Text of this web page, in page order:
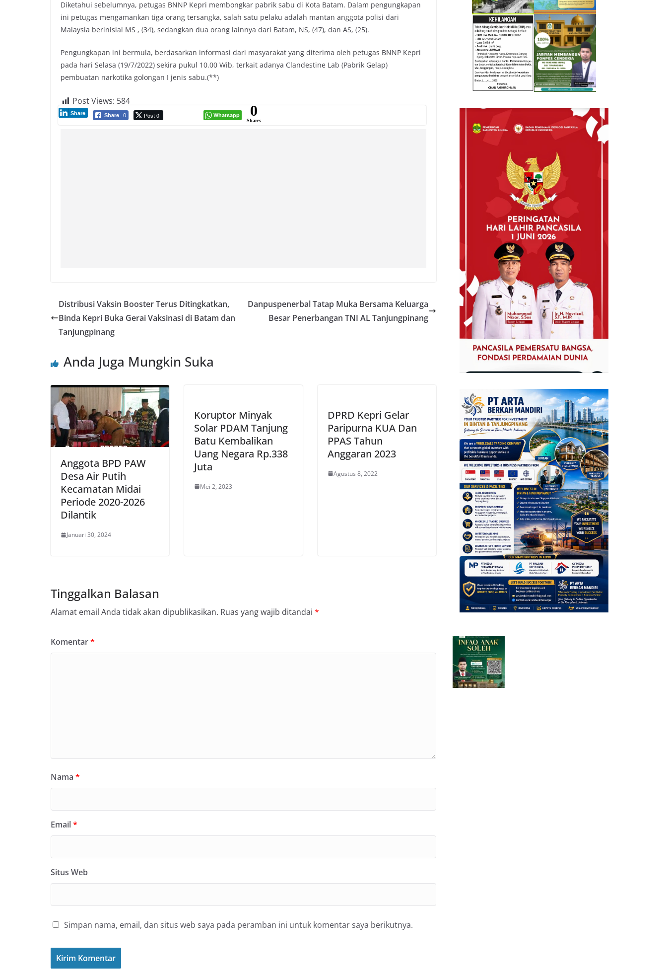
Diketahui sebelumnya, petugas BNNP Kepri membongkar pabrik sabu di Kota Batam. Dalam pengungkapan
ini petugas mengamankan tiga orang tersangka, salah satu pelaku adalah mantan anggota polisi dari
Malaysia berinisial MS , (34), sedangkan dua orang lainnya dari Batam, NS, (47), dan AS, (25).
Pengungkapan ini bermula, berdasarkan informasi dari masyarakat yang diterima oleh petugas BNNP Kepri
pada hari Selasa (19/7/2022) sekira pukul 10.00 Wib, terkait adanya Clandestine Lab (Pabrik Gelap)
pembuatan narkotika golongan I jenis sabu.(**)
Post Views: 584
Share 0 Post 0
Share Whatsapp 0
Shares
Distribusi Vaksin Booster Terus Ditingkatkan,
Binda Kepri Buka Gerai Vaksinasi di Batam dan
Tanjungpinang
Danpuspenerbal Tatap Muka Bersama Keluarga
Besar Penerbangan TNI AL Tanjungpinang
Anda Juga Mungkin Suka
Anggota BPD PAW
Desa Air Putih
Kecamatan Midai
Periode 2020-2026
Dilantik
Januari 30, 2024
Koruptor Minyak
Solar PDAM Tanjung
Batu Kembalikan
Uang Negara Rp.338
Juta
Mei 2, 2023
DPRD Kepri Gelar
Paripurna KUA Dan
PPAS Tahun
Anggaran 2023
Agustus 8, 2022
Tinggalkan Balasan
Alamat email Anda tidak akan dipublikasikan. Ruas yang wajib ditandai *
Komentar*
Nama *
Email*
Situs Web
Simpan nama, email, dan situs web saya pada peramban ini untuk komentar saya berikutnya.